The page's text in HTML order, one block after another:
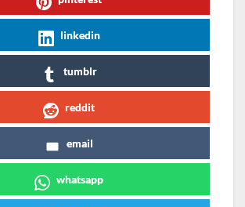
linkedin
tumblr
reddit
email
whatsapp